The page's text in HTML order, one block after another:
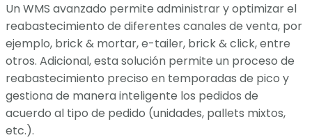
Un WMS avanzado permite administrar y optimizar el
reabastecimiento de diferentes canales de venta, por
ejemplo, brick & mortar, e-tailer, brick & click, entre
otros. Adicional, esta solución permite un proceso de
reabastecimiento preciso en temporadas de pico y
gestiona de manera inteligente los pedidos de
acuerdo al tipo de pedido (unidades, pallets mixtos,
etc.).